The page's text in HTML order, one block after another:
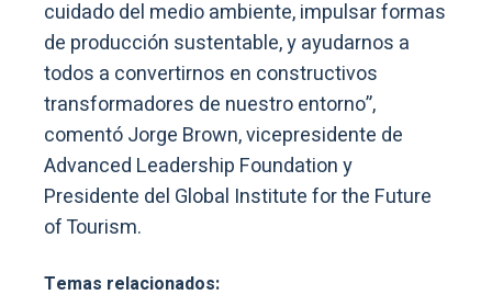
cuidado del medio ambiente, impulsar formas
de producción sustentable, y ayudarnos a
todos a convertirnos en constructivos
transformadores de nuestro entorno”,
comentó Jorge Brown, vicepresidente de
Advanced Leadership Foundation y
Presidente del Global Institute for the Future
of Tourism.
Temas relacionados: